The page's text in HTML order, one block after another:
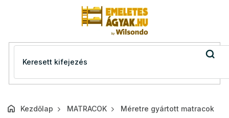
Kezdőlap MATRACOK
Méretre gyártott matracok